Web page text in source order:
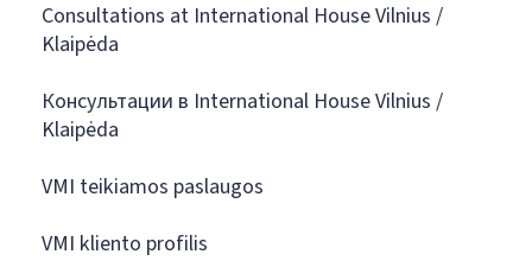
Consultations at International House Vilnius /
Klaipėda
Консультации в International House Vilnius /
Klaipėda
VMI teikiamos paslaugos
VMI kliento profilis